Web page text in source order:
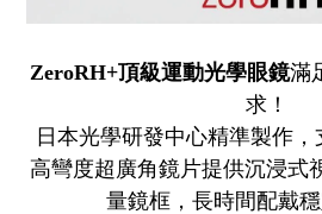
ZeroRH+頂級運動光學眼鏡滿
求！
日本光學研發中心精準製作，
高彎度超廣角鏡片提供沉浸式
量鏡框，長時間配戴穩